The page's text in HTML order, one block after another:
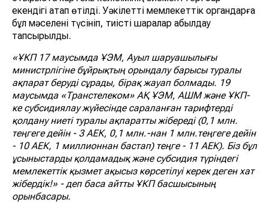
екендігі атап өтілді. Уәкілетті мемлекеттік органдарға
бұл мәселені түсініп, тиісті шаралар қабылдау
тапсырылды.
«ҰКП 17 маусымда ҰЭМ, Ауыл шаруашылығы
министрлігіне бұйрықтың орындалу барысы туралы
ақпарат беруді сұрады, бірақ жауап болмады. 19
маусымда «Транстелеком» АҚ ҰЭМ, АШМ және ҰКП-
ке субсидиялау жүйесінде сараланған тарифтерді
қолдану ниеті туралы ақпаратты жібереді (0,1 млн.
теңгеге дейін - 3 АЕК, 0,1 млн.-нан 1 млн.теңгеге дейін
- 10 АЕК, 1 миллионнан бастап) теңге - 11 АЕК). Біз бұл
ұсыныстарды қолдамадық және субсидия түріндегі
мемлекеттік қызмет ақысыз көрсетілуі керек деген хат
жібердік!» - деп баса айтты ҰКП басшысының
орынбасары.